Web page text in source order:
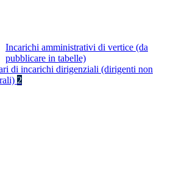
Incarichi amministrativi di vertice (da
pubblicare in tabelle)
di incarichi dirigenziali (dirigenti non
2